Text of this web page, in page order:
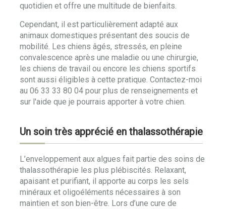
quotidien et offre une multitude de bienfaits.
Cependant, il est particulièrement adapté aux
animaux domestiques présentant des soucis de
mobilité. Les chiens âgés, stressés, en pleine
convalescence après une maladie ou une chirurgie,
les chiens de travail ou encore les chiens sportifs
sont aussi éligibles à cette pratique. Contactez-moi
au 06 33 33 80 04 pour plus de renseignements et
sur l'aide que je pourrais apporter à votre chien.
Un soin très apprécié en thalassothérapie
L’enveloppement aux algues fait partie des soins de
thalassothérapie les plus plébiscités. Relaxant,
apaisant et purifiant, il apporte au corps les sels
minéraux et oligoéléments nécessaires à son
maintien et son bien-être. Lors d’une cure de